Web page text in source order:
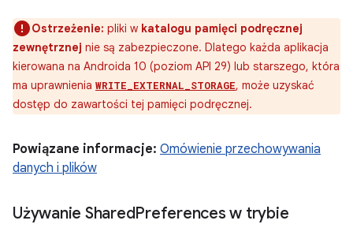
Ostrzeżenie: pliki w katalogu pamięci podręcznej
zewnętrznej nie są zabezpieczone. Dlatego każda aplikacja
kierowana na Androida 10 (poziom API 29) lub starszego, która
ma uprawnienia WRITE_EXTERNAL_STORAGE, może uzyskać
dostęp do zawartości tej pamięci podręcznej.
Powiązane informacje: Omówienie przechowywania
danych i plików
Używanie SharedPreferences w trybie